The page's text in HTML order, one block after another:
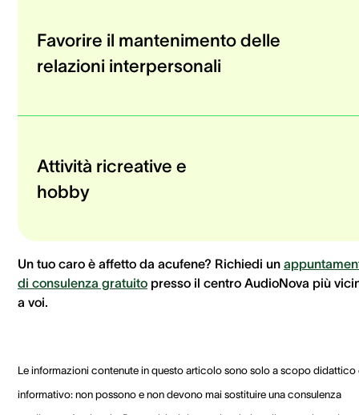
Favorire il mantenimento delle
relazioni interpersonali
Attività ricreative e
hobby
Un tuo caro è affetto da acufene? Richiedi un
di consulenza gratuito presso il centro AudioNova più
a voi.
Le informazioni contenute in questo articolo sono solo a scopo didattico
informativo: non possono e non devono mai sostituire una consulenza